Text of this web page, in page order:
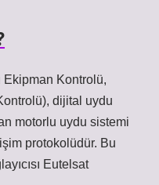
Kontrolü,
dijital uydu
motorlu uydu sistemi
protokolüdür. Bu
Eutelsat